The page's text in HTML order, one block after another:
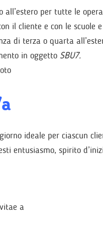
all’estero per tutte le
il cliente e con le scuole
di terza o quarta
in oggetto SBU7.
ideale per ciascun
entusiasmo, spirito
a